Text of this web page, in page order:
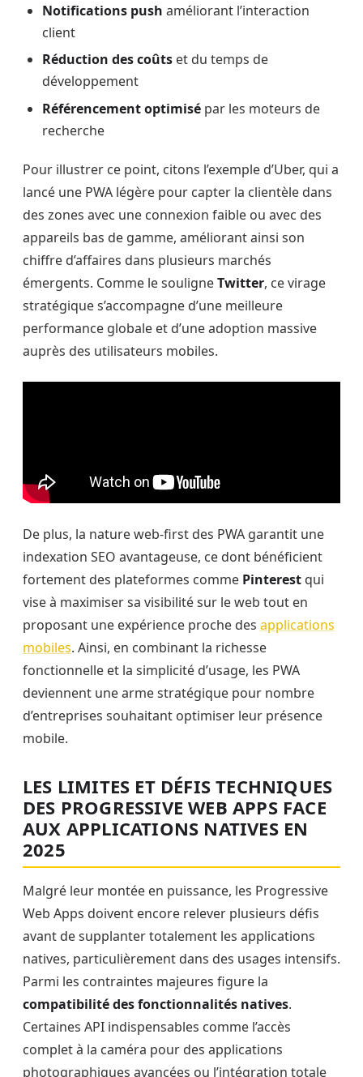
Notifications push améliorant l’interaction
client
Réduction des coûts et du temps de
développement
Référencement optimisé par les moteurs de
recherche
Pour illustrer ce point, citons l’exemple d’Uber, qui a
lancé une PWA légère pour capter la clientèle dans
des zones avec une connexion faible ou avec des
appareils bas de gamme, améliorant ainsi son
chiffre d’affaires dans plusieurs marchés
émergents. Comme le souligneTwitter, ce virage
stratégique s’accompagne d’une meilleure
performance globale et d’une adoption massive
auprès des utilisateurs mobiles.
De plus, la nature web-first des PWA garantit une
indexation SEO avantageuse, ce dont bénéficient
fortement des plateformes comme Pinterest qui
vise à maximiser sa visibilité sur le web tout en
proposant une expérience proche des applications
mobiles. Ainsi, en combinant la richesse
fonctionnelle et la simplicité d’usage, les PWA
deviennent une arme stratégique pour nombre
d’entreprises souhaitant optimiser leur présence
mobile.
LES LIMITES ET DÉFIS TECHNIQUES
DES PROGRESSIVE WEB APPS FACE
AUX APPLICATIONS NATIVES EN
2025
Malgré leur montée en puissance, les Progressive
Web Apps doivent encore relever plusieurs défis
avant de supplanter totalement les applications
natives, particulièrement dans des usages intensifs.
Parmi les contraintes majeures figure la
compatibilité des fonctionnalités natives.
Certaines API indispensables comme l’accès
complet à la caméra pour des applications
photographiques avancées ou l’intégration totale